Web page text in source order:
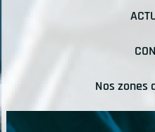
Nos zones